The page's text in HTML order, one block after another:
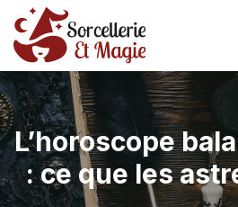
L’horoscope
: ce que les